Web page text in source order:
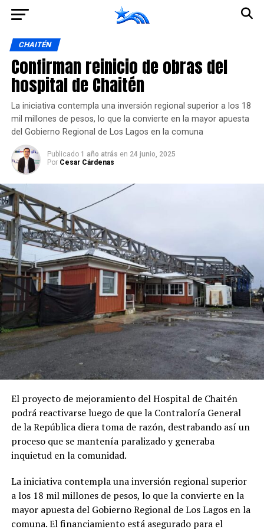
CHAITÉN
Confirman reinicio de obras del
hospital de Chaitén
La iniciativa contempla una inversión regional superior a los 18
mil millones de pesos, lo que la convierte en la mayor apuesta
del Gobierno Regional de Los Lagos en la comuna
Publicado 1 año atrás en 24 junio, 2025
Por Cesar Cárdenas
El proyecto de mejoramiento del Hospital de Chaitén
podrá reactivarse luego de que la Contraloría General
de la República diera toma de razón, destrabando así un
proceso que se mantenía paralizado y generaba
inquietud en la comunidad.
La iniciativa contempla una inversión regional superior
a los 18 mil millones de pesos, lo que la convierte en la
mayor apuesta del Gobierno Regional de Los Lagos en la
comuna. El financiamiento está asegurado para el
Ir a la versión móvil